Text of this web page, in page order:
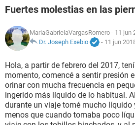
NUTRICIÓN
BIENESTAR
SEXUALIDAD
GLOSARIO
Fuertes molestias en las
MariaGabrielaVargasRomero - 11 jun
Dr. Joseph Exebio
- 11 jun
Hola, a partir de febrero del 2017,
momento, comencé a sentir presión
orinar con mucha frecuencia en
ingerido más líquido de lo habitual.
durante un viaje tomé mucho líquido
menos que cuando tomaba poco